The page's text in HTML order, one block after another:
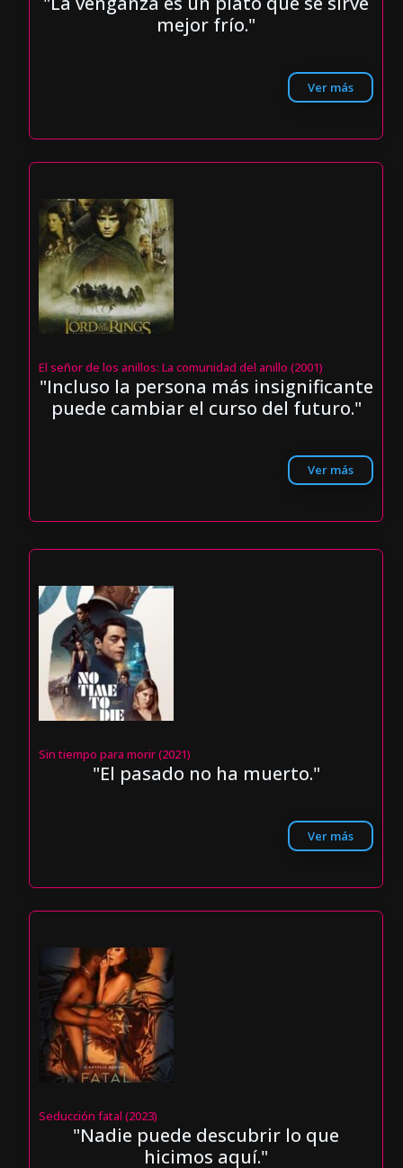
mejor frío."
Ver más
El señor de los anillos: La comunidad del anillo (2001)
"Incluso la persona más insignificante
puede cambiar el curso del futuro."
Ver más
Sin tiempo para morir (2021)
"El pasado no ha muerto."
Ver más
Seducción fatal (2023)
"Nadie puede descubrir lo que
hicimos aquí."